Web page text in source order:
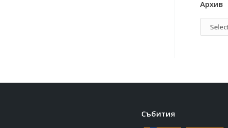
Архив
Архив
Събития